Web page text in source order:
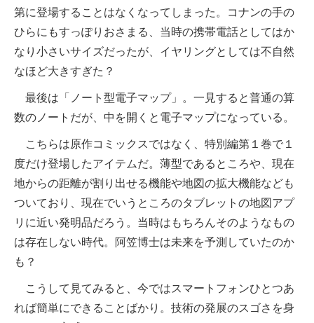
第に登場することはなくなってしまった。コナンの手の
ひらにもすっぽりおさまる、当時の携帯電話としてはか
なり小さいサイズだったが、イヤリングとしては不自然
なほど大きすぎた？
最後は「ノート型電子マップ」。一見すると普通の算
数のノートだが、中を開くと電子マップになっている。
こちらは原作コミックスではなく、特別編第１巻で１
度だけ登場したアイテムだ。薄型であるところや、現在
地からの距離が割り出せる機能や地図の拡大機能なども
ついており、現在でいうところのタブレットの地図アプ
リに近い発明品だろう。当時はもちろんそのようなもの
は存在しない時代。阿笠博士は未来を予測していたのか
も？
こうして見てみると、今ではスマートフォンひとつあ
れば簡単にできることばかり。技術の発展のスゴさを身